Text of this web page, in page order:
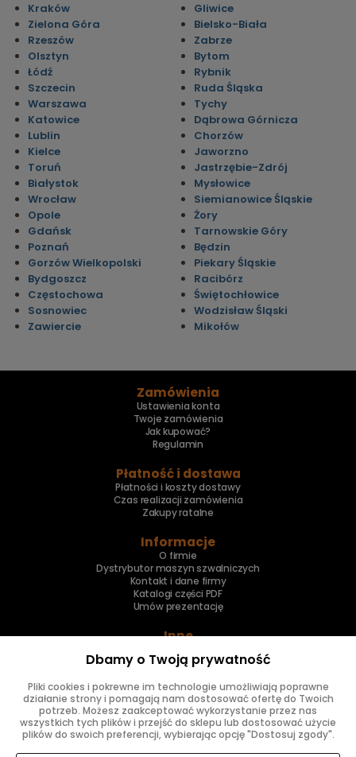
Kraków
Zielona Góra
Rzeszów
Olsztyn
Łódź
Szczecin
Warszawa
Katowice
Lublin
Kielce
Toruń
Białystok
Wrocław
Opole
Gdańsk
Poznań
Gorzów Wielkopolski
Bydgoszcz
Częstochowa
Sosnowiec
Zawiercie
Gliwice
Bielsko-Biała
Zabrze
Bytom
Rybnik
Ruda Śląska
Tychy
Dąbrowa Górnicza
Chorzów
Jaworzno
Jastrzębie-Zdrój
Mysłowice
Siemianowice Śląskie
Żory
Tarnowskie Góry
Będzin
Piekary Śląskie
Racibórz
Świętochłowice
Wodzisław Śląski
Mikołów
Zamówienia
Ustawienia konta
Twoje zamówienia
Jak kupować?
Regulamin
Płatność i dostawa
Płatności i koszty dostawy
Czas realizacji zamówienia
Zakupy ratalne
Informacje
O firmie
Dystrybutor maszyn szwalniczych
Kontakt i dane firmy
Katalogi części PDF
Umów prezentację
Inne
Naprawa maszyn
Znajdziesz nas
Dbamy o Twoją prywatność
Pliki cookies i pokrewne im technologie umożliwiają poprawne
działanie strony i pomagają nam dostosować ofertę do Twoich
potrzeb. Możesz zaakceptować wykorzystanie przez nas
wszystkich tych plików i przejść do sklepu lub dostosować użycie
plików do swoich preferencji, wybierając opcję "Dostosuj zgody".